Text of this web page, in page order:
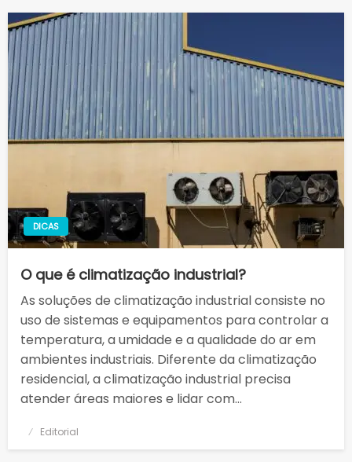
DICAS
O que é climatização industrial?
As soluções de climatização industrial consiste no
uso de sistemas e equipamentos para controlar a
temperatura, a umidade e a qualidade do ar em
ambientes industriais. Diferente da climatização
residencial, a climatização industrial precisa
atender áreas maiores e lidar com…
PostedEditorial